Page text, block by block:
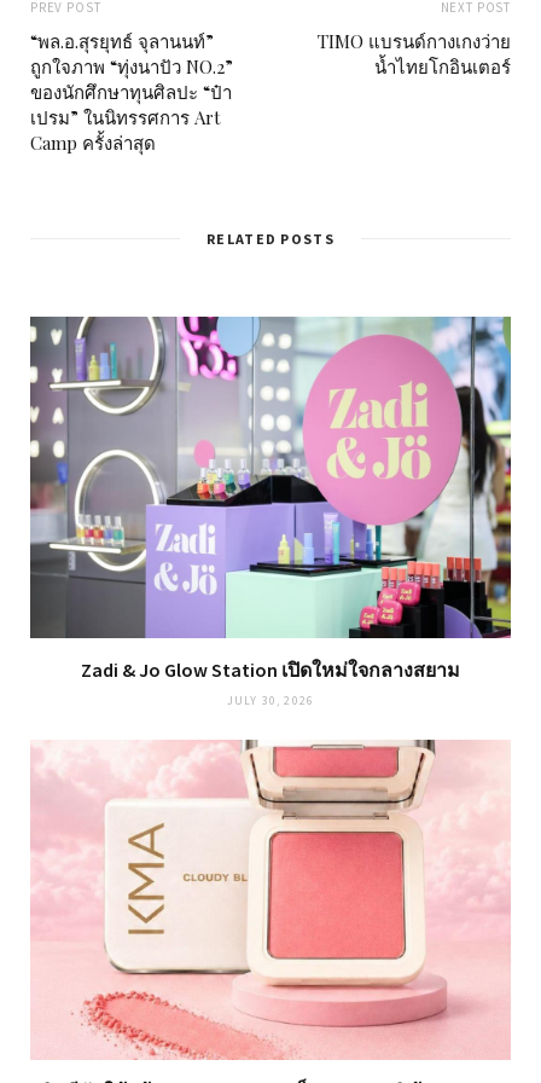
PREV POST
“พล.อ.สุรยุทธ์ จุลานนท์”
ถูกใจภาพ “ทุ่งนาปัว NO.2”
ของนักศึกษาทุนศิลปะ “ป๋า
เปรม” ในนิทรรศการ Art
Camp ครั้งล่าสุด
NEXT POST
TIMO แบรนด์กางเกงว่าย
น้ำไทยโกอินเตอร์
RELATED POSTS
Zadi & Jo Glow Station เปิดใหม่ใจกลางสยาม
JULY 30, 2026